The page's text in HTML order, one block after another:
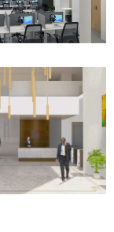
DE BUREAU